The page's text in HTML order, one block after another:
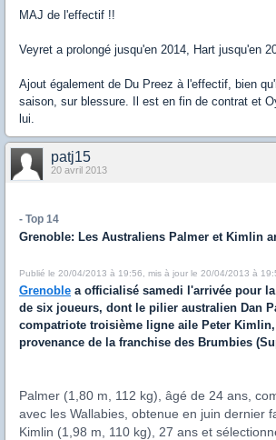
MAJ de l'effectif !!
Veyret a prolongé jusqu'en 2014, Hart jusqu'en
Ajout également de Du Preez à l'effectif, bien
saison, sur blessure. Il est en fin de contrat et
lui.
patj15
20 avril 2013
- Top 14
Grenoble: Les Australiens Palmer et Kimlin
Publié le 20/04/2013 à 19:56, mis à jour le 20/04/2013 à
Grenoble a officialisé samedi l'arrivée pour
de six joueurs, dont le pilier australien Dan
compatriote troisième ligne aile Peter
provenance de la franchise des Brumbies
Palmer (1,80 m, 112 kg), âgé de 24 ans,
avec les Wallabies, obtenue en juin dernier
Kimlin (1,98 m, 110 kg), 27 ans et